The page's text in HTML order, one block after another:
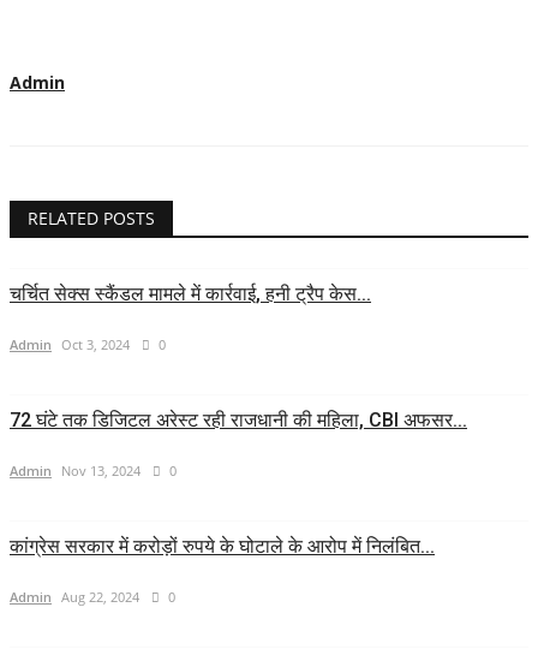
Admin
RELATED POSTS
चर्चित सेक्स स्कैंडल मामले में कार्रवाई, हनी ट्रैप केस...
Admin Oct 3, 2024 0
72 घंटे तक डिजिटल अरेस्ट रही राजधानी की महिला, CBI अफसर...
Admin Nov 13, 2024 0
कांग्रेस सरकार में करोड़ों रुपये के घोटाले के आरोप में निलंबित...
Admin Aug 22, 2024 0